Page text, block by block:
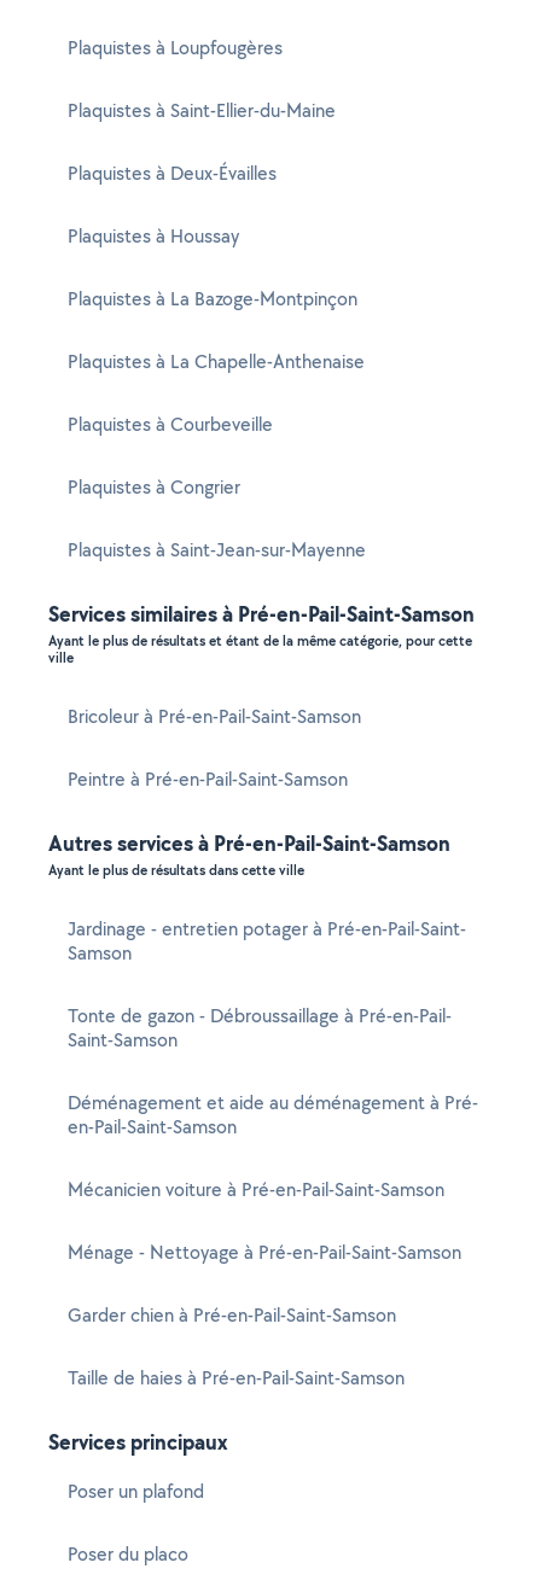
Plaquistes à Loupfougères
Plaquistes à Saint-Ellier-du-Maine
Plaquistes à Deux-Évailles
Plaquistes à Houssay
Plaquistes à La Bazoge-Montpinçon
Plaquistes à La Chapelle-Anthenaise
Plaquistes à Courbeveille
Plaquistes à Congrier
Plaquistes à Saint-Jean-sur-Mayenne
Services similaires à Pré-en-Pail-Saint-Samson
Ayant le plus de résultats et étant de la même catégorie, pour cette
ville
Bricoleur à Pré-en-Pail-Saint-Samson
Peintre à Pré-en-Pail-Saint-Samson
Autres services à Pré-en-Pail-Saint-Samson
Ayant le plus de résultats dans cette ville
Jardinage - entretien potager à Pré-en-Pail-Saint-
Samson
Tonte de gazon - Débroussaillage à Pré-en-Pail-
Saint-Samson
Déménagement et aide au déménagement à Pré-
en-Pail-Saint-Samson
Mécanicien voiture à Pré-en-Pail-Saint-Samson
Ménage - Nettoyage à Pré-en-Pail-Saint-Samson
Garder chien à Pré-en-Pail-Saint-Samson
Taille de haies à Pré-en-Pail-Saint-Samson
Services principaux
Poser un plafond
Poser du placo